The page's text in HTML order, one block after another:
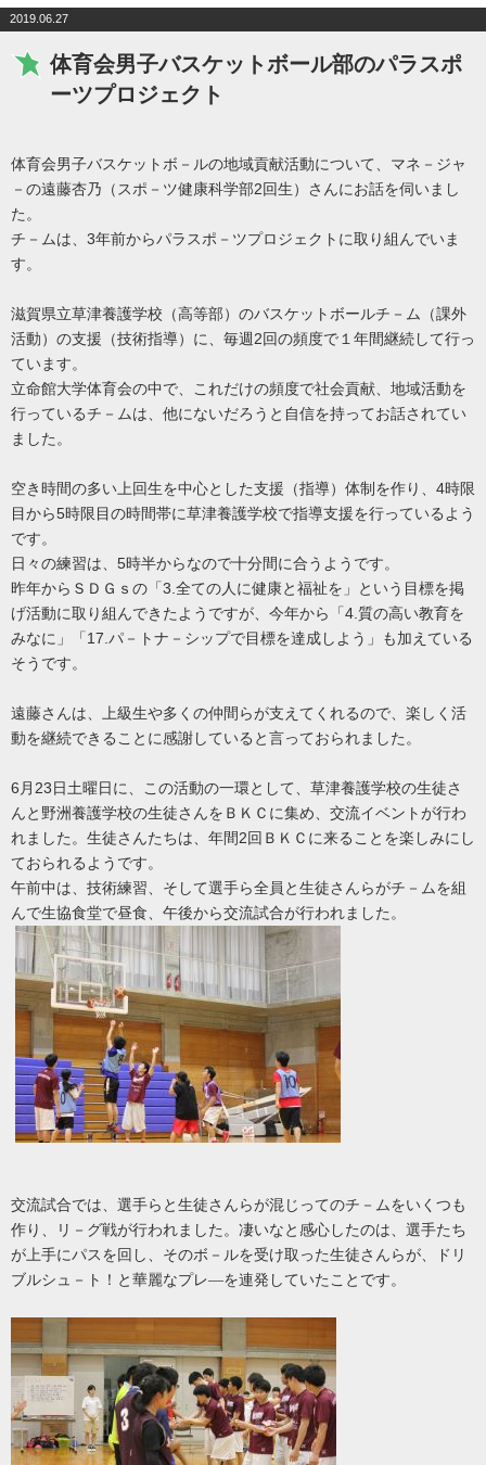
2019.06.27
体育会男子バスケットボール部のパラスポ
ーツプロジェクト
体育会男子バスケットボ－ルの地域貢献活動について、マネ－ジャ
－の遠藤杏乃（スポ－ツ健康科学部2回生）さんにお話を伺いまし
た。
チ－ムは、 3年前からパラスポ－ツプロジェクトに取り組んでいま
す。
滋賀県立草津養護学校（高等部）のバスケットボールチ－ム（課外
活動）の支援（技術指導）に、毎週 2回の頻度で１年間継続して行っ
ています。
立命館大学体育会の中で、これだけの頻度で社会貢献、地域活動を
行っているチ－ムは、他にないだろうと自信を持ってお話されてい
ました。
空き時間の多い上回生を中心とした支援（指導）体制を作り、 4時限
目から5時限目の時間帯に草津養護学校で指導支援を行っているよう
です。
日々の練習は、 5時半からなので十分間に合うようです。
昨年からＳＤＧｓの「3. 全ての人に健康と福祉を」という目標を掲
げ活動に取り組んできたようですが、今年から「4. 質の高い教育を
みなに」「 17. パ－トナ－シップで目標を達成しよう」も加えている
そうです。
遠藤さんは、上級生や多くの仲間らが支えてくれるので、楽しく活
動を継続できることに感謝していると言っておられました。
6 月 23 日土曜日に、この活動の一環として、草津養護学校の生徒さ
んと野洲養護学校の生徒さんをＢＫＣに集め、交流イベントが行わ
れました。生徒さんたちは、年間 2回ＢＫＣに来ることを楽しみにし
ておられるようです。
午前中は、技術練習、そして選手ら全員と生徒さんらがチ－ムを組
んで生協食堂で昼食、午後から交流試合が行われました。
交流試合では、選手らと生徒さんらが混じってのチ－ムをいくつも
作り、リ－グ戦が行われました。凄いなと感心したのは、選手たち
が上手にパスを回し、そのボ－ルを受け取った生徒さんらが、ドリ
ブルシュ－ト！と華麗なプレ―を連発していたことです。